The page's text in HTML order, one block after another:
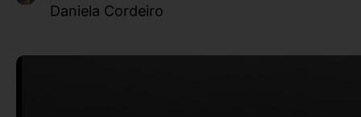
Daniela Cordeiro